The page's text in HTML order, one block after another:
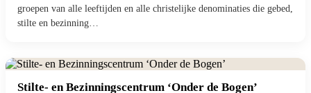
groepen van alle leeftijden en alle christelijke denominaties die gebed,
stilte en bezinning…
Stilte- en Bezinningscentrum ‘Onder de Bogen’